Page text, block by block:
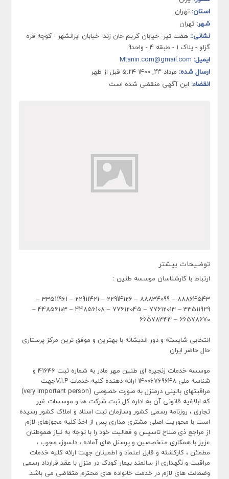
استان: تهران
شهر: تهران
نشانی:: هفت تیر- خیابان کریم خان زند- خیابان ایرانشهر - کوچه قره
گزلو - پلاک 1 - طبقه 4 - واحد9
ایمیل: Mtanin.com@gmail.com
ارسال شده: مرداد ۲۳, ۱۴۰۰ ۵:۲۴ قبل از ظهر
انقضاء: این آگهی منقضی شده است
توضیحات بیشتر
ارتباط با کارشناسان موسسه طنین :
88864543 – 88834099 – 22914126 – 22911421 – 33511961 –
33511929 – 77612013 – 77612045 – 44856108 – 44856103 –
66578670 – 66578343
انتخابی شایسته و دور اندیشانه با بهترین و موفق ترین مرکز پرستاری
حال حاضر ایران
موسسه خدمات زنجیره ای طنین مهر مادر به شماره ثبت 41646 و
شناسه ملی 14006769648 ارائه دهنده کلیه خدمات V.I.Pجهت
مراقبتهای بالینی درمنزل به صورت خصوصی (very Important person)
که ابلاغیه قانونی آن به اداره کل ثبت شرکت ها و موسسات غیر
تجاری ، روزنامه رسمی کشور وسازمان ثبت اسناد و املاک کشور رسیده
است با محوریت اصلی مشتری مداری پس از اخذ کلیه مجوزهای لازم
از مراجع ذی صلاح تاسیس و فعالیت خود را با توجه به نیاز هموطنان
عزیز با همکاری متخصصین و پرسنل های آماده ، دلسوز، مجرب ،
مطمئن ، کارکشته و قابل اعتماد و اطمینان جهت ارائه کلیه خدمات
مراقبت و نگهداری از سالمند بیمار کودک در منزل با عقد قرارداد رسمی
وضمانت های لازم در خدمت خانواده های محترم متقاضی می باشد.